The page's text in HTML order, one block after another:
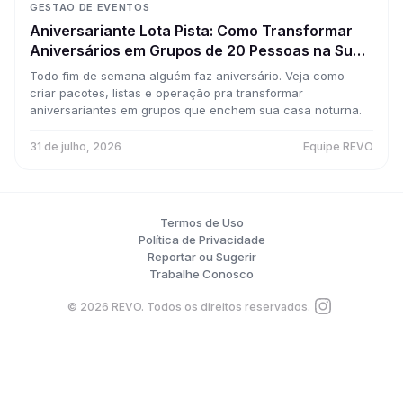
GESTAO DE EVENTOS
Aniversariante Lota Pista: Como Transformar
Aniversários em Grupos de 20 Pessoas na Sua
Casa Toda Semana
Todo fim de semana alguém faz aniversário. Veja como
criar pacotes, listas e operação pra transformar
aniversariantes em grupos que enchem sua casa noturna.
31 de julho, 2026 Equipe REVO
Termos de Uso
Política de Privacidade
Reportar ou Sugerir
Trabalhe Conosco
© 2026 REVO. Todos os direitos reservados.